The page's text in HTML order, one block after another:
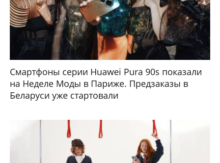
Смартфоны серии Huawei Pura 90s показали
на Неделе Моды в Париже. Предзаказы в
Беларуси уже стартовали